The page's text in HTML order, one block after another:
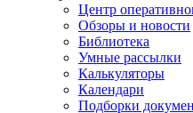
Центр
Обзоры и новости
Библиотека
Умные рассылки
Калькуляторы
Календари
Подборки